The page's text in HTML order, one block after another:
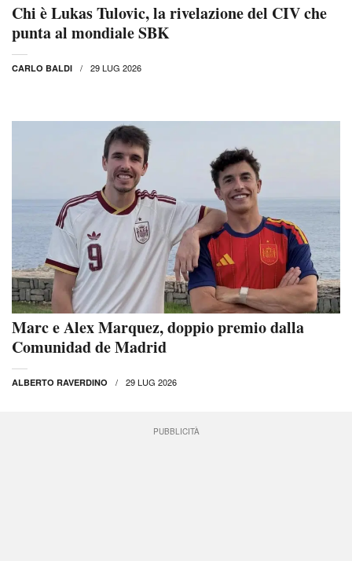
Chi è Lukas Tulovic, la rivelazione del CIV che
punta al mondiale SBK
CARLO BALDI 29 LUG 2026
Marc e Alex Marquez, doppio premio dalla
Comunidad de Madrid
ALBERTO RAVERDINO 29 LUG 2026
PUBBLICITÀ